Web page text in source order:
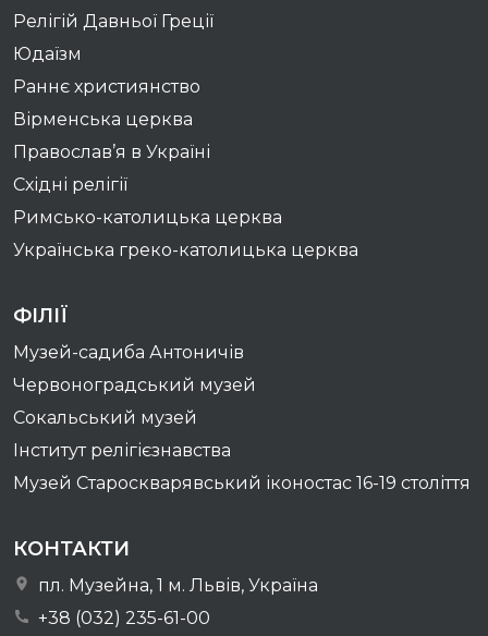
Релігій Давньої Греції
Юдаїзм
Раннє християнство
Вірменська церква
Православ’я в Україні
Східні релігії
Римсько-католицька церква
Українська греко-католицька церква
ФІЛІЇ
Музей-садиба Антоничів
Червоноградський музей
Сокальський музей
Інститут релігієзнавства
Музей Староскварявський іконостас 16-19 cтоліття
КОНТАКТИ
пл. Музейна, 1 м. Львів, Україна
+38 (032) 235-61-00